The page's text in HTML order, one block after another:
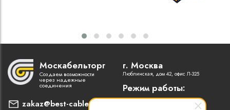
Москабельторг
Создаем возможности
через надежные
соединения
zakaz@best-cable.ru
г. Москва
Люблинская, дом 42, офис Л-325
Режим работы:
Пн-Пт: 9:00 - 18:00